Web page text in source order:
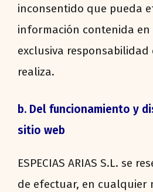
inconsentido que pueda
información contenida en
exclusiva
realiza.
b. Del funcionamiento y
sitio web
ESPECIAS ARIAS S.L. se
de efectuar, en cualquier